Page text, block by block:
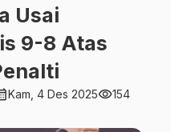
Usai
9-8 Atas
Kam, 4 Des 2025visibility154